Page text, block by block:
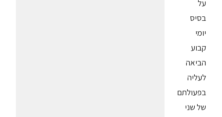
על
בסיס
יומי
קבוע
הביאה
לעליה
בפעולתם
של שני